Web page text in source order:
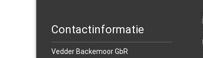
Contactinformatie
Vedder Backemoor GbR